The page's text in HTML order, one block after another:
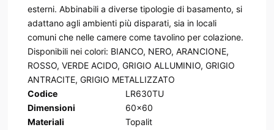
esterni. Abbinabili a diverse tipologie di basamento, si
adattano agli ambienti più disparati, sia in locali
comuni che nelle camere come tavolino per colazione.
Disponibili nei colori: BIANCO, NERO, ARANCIONE,
ROSSO, VERDE ACIDO, GRIGIO ALLUMINIO, GRIGIO
ANTRACITE, GRIGIO METALLIZZATO
Codice
LR630TU
Dimensioni
60x60
Materiali
Topalit